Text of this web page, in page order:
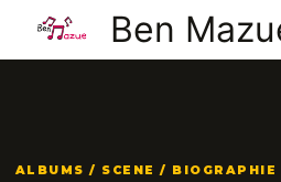
contenu
Ben
ALBUMS / SCENE /